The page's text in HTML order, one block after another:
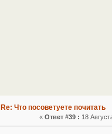
Re: Что посоветуете почитать
« Ответ #39 : 18